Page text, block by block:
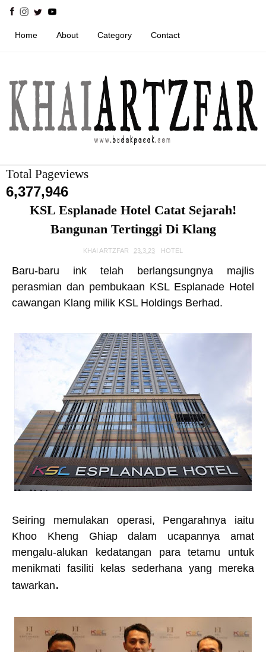
Home About Category Contact
Total Pageviews
6,377,946
KSL Esplanade Hotel Catat Sejarah!
Bangunan Tertinggi Di Klang
KHAI ARTZFAR 23.3.23 HOTEL
Baru-baru ink telah berlangsungnya majlis
perasmian dan pembukaan KSL Esplanade Hotel
cawangan Klang milik KSL Holdings Berhad.
Seiring memulakan operasi, Pengarahnya iaitu
Khoo Kheng Ghiap dalam ucapannya amat
mengalu-alukan kedatangan para tetamu untuk
menikmati fasiliti kelas sederhana yang mereka
tawarkan.